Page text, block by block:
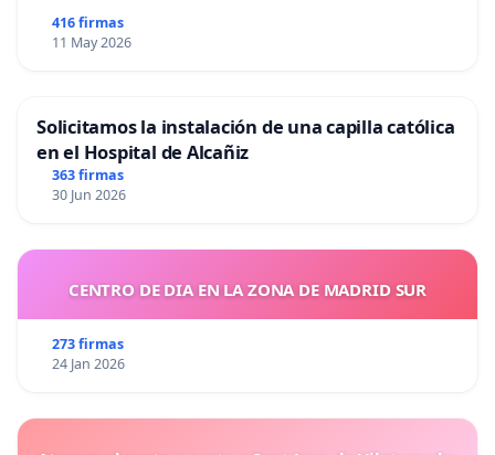
416 firmas
11 May 2026
Solicitamos la instalación de una capilla católica
en el Hospital de Alcañiz
363 firmas
30 Jun 2026
CENTRO DE DIA EN LA ZONA DE MADRID SUR
273 firmas
24 Jan 2026